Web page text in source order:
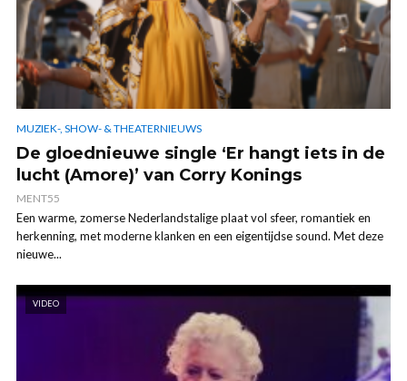
MUZIEK-, SHOW- & THEATERNIEUWS
De gloednieuwe single ‘Er hangt iets in de
lucht (Amore)’ van Corry Konings
MENT55
Een warme, zomerse Nederlandstalige plaat vol sfeer, romantiek en
herkenning, met moderne klanken en een eigentijdse sound. Met deze
nieuwe...
VIDEO